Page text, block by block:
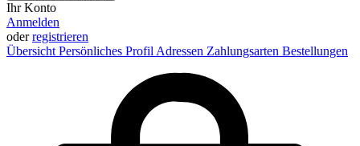
Ihr Konto
Anmelden
oderregistrieren
Übersicht Persönliches Profil Adressen Zahlungsarten Bestellungen